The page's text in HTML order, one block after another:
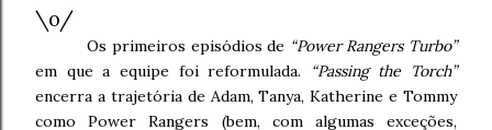
\o/
Os primeiros episódios de “Power Rangers Turbo”
em que a equipe foi reformulada.
“Passing the Torch”
encerra a trajetória de Adam, Tanya, Katherine e Tommy
como Power Rangers (bem, com algumas exceções,